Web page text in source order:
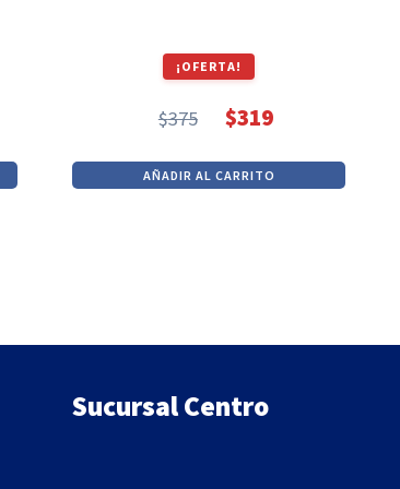
¡OFERTA!
$375
precio
original
$319
precio
actual
AÑADIR AL CARRITO
Sucursal Centro